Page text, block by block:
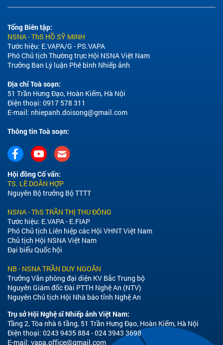
Tổng Biên tập:
NSNA - ThS HỒ SỸ MINH
Tước hiệu: E.VAPA/G - PS.VAPA
Phó Chủ tịch Thường trực Hội NSNA Việt Nam
Trưởng Ban Lý luận Phê bình Nhiếp ảnh
Địa chỉ Toà soạn:
51 Trần Hưng Đạo, Hoàn Kiếm, Hà Nội
Điện thoại: 0917 578 311
E-mail: nhiepanh.doisong@gmail.com
Thông tin Toà soạn:
Hội đồng Cố vấn:
TS. LÊ DOÃN HỢP
Nguyên Bộ trưởng Bộ TTTT
NSNA - ThS TRẦN THỊ THU ĐÔNG
Tước hiệu: E.VAPA - E.FIAP
Phó Chủ tịch Liên hiệp các Hội VHNT Việt Nam
Chủ tịch Hội NSNA Việt Nam
Đại biểu Quốc hội
NB - NSNA TRẦN DUY NGOÃN
Trưởng Văn phòng đại diện KV Bắc Trung bộ
Nguyên Giám đốc Đài PTTH Nghệ An (NTV)
Nguyên Chủ tịch Hội Nhà báo tỉnh Nghệ An
Trụ sở Hội Nghệ sĩ Nhiếp ảnh Việt Nam:
Tầng 2, Tòa nhà 6 tầng, 51 Trần Hưng Đạo, Hoàn Kiếm, Hà Nội
Điện thoại: 0243 9435 884 - 024 3943 3698
E-mail: vapa.office@gmail.com